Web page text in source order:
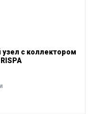
с коллектором